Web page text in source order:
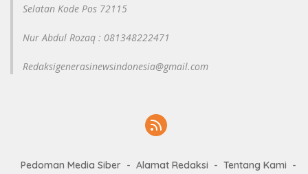
Selatan Kode Pos 72115
Nur Abdul Rozaq : 081348222471
Redaksigenerasinewsindonesia@gmail.com
Pedoman Media Siber Alamat Redaksi Tentang Kami